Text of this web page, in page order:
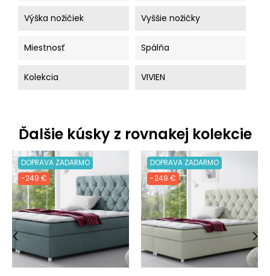
Výška nožičiek Vyššie nožičky
Miestnosť Spálňa
Kolekcia VIVIEN
Ďalšie kúsky z rovnakej kolekcie
DOPRAVA ZADARMO
-249 €
DOPRAVA ZADARMO
-249 €
›